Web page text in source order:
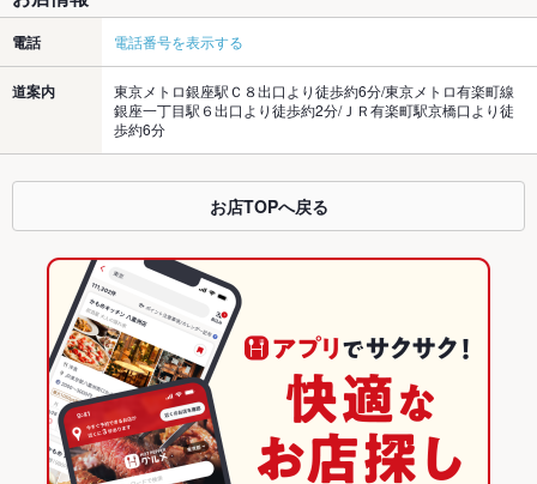
電話 電話番号を表示する
道案内
東京メトロ銀座駅Ｃ８出口より徒歩約6分/東京メトロ有楽町線
銀座一丁目駅６出口より徒歩約2分/ＪＲ有楽町駅京橋口より徒
歩約6分
お店TOPへ戻る